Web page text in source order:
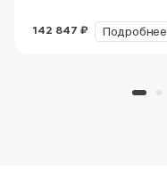
142 847 ₽ Подробнее